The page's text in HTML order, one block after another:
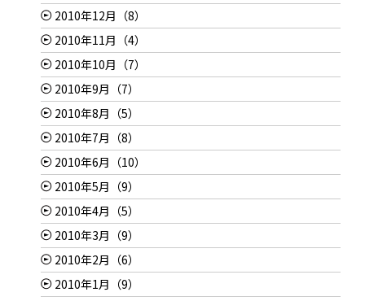
2010年12月（8）
2010年11月（4）
2010年10月（7）
2010年9月（7）
2010年8月（5）
2010年7月（8）
2010年6月（10）
2010年5月（9）
2010年4月（5）
2010年3月（9）
2010年2月（6）
2010年1月（9）